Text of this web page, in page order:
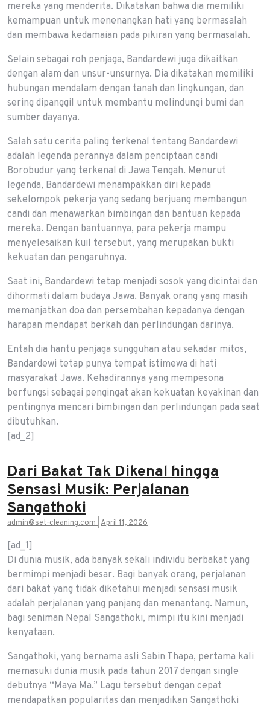
mereka yang menderita. Dikatakan bahwa dia memiliki
kemampuan untuk menenangkan hati yang bermasalah
dan membawa kedamaian pada pikiran yang bermasalah.
Selain sebagai roh penjaga, Bandardewi juga dikaitkan
dengan alam dan unsur-unsurnya. Dia dikatakan memiliki
hubungan mendalam dengan tanah dan lingkungan, dan
sering dipanggil untuk membantu melindungi bumi dan
sumber dayanya.
Salah satu cerita paling terkenal tentang Bandardewi
adalah legenda perannya dalam penciptaan candi
Borobudur yang terkenal di Jawa Tengah. Menurut
legenda, Bandardewi menampakkan diri kepada
sekelompok pekerja yang sedang berjuang membangun
candi dan menawarkan bimbingan dan bantuan kepada
mereka. Dengan bantuannya, para pekerja mampu
menyelesaikan kuil tersebut, yang merupakan bukti
kekuatan dan pengaruhnya.
Saat ini, Bandardewi tetap menjadi sosok yang dicintai dan
dihormati dalam budaya Jawa. Banyak orang yang masih
memanjatkan doa dan persembahan kepadanya dengan
harapan mendapat berkah dan perlindungan darinya.
Entah dia hantu penjaga sungguhan atau sekadar mitos,
Bandardewi tetap punya tempat istimewa di hati
masyarakat Jawa. Kehadirannya yang mempesona
berfungsi sebagai pengingat akan kekuatan keyakinan dan
pentingnya mencari bimbingan dan perlindungan pada saat
dibutuhkan.
[ad_2]
Dari Bakat Tak Dikenal hingga
Sensasi Musik: Perjalanan
Sangathoki
admin@set-cleaning.com April 11, 2026
[ad_1]
Di dunia musik, ada banyak sekali individu berbakat yang
bermimpi menjadi besar. Bagi banyak orang, perjalanan
dari bakat yang tidak diketahui menjadi sensasi musik
adalah perjalanan yang panjang dan menantang. Namun,
bagi seniman Nepal Sangathoki, mimpi itu kini menjadi
kenyataan.
Sangathoki, yang bernama asli Sabin Thapa, pertama kali
memasuki dunia musik pada tahun 2017 dengan single
debutnya “Maya Ma.” Lagu tersebut dengan cepat
mendapatkan popularitas dan menjadikan Sangathoki